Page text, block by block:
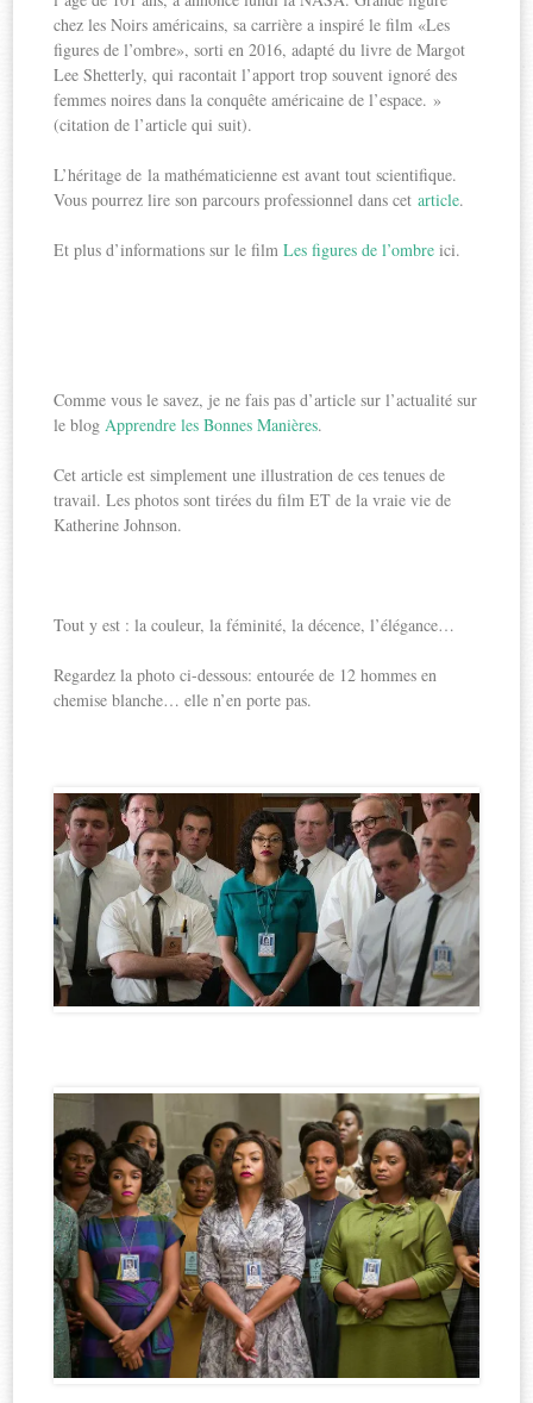
chez les Noirs américains, sa carrière a inspiré le film «Les
figures de l’ombre», sorti en 2016, adapté du livre de Margot
Lee Shetterly, qui racontait l’apport trop souvent ignoré des
femmes noires dans la conquête américaine de l’espace. »
(citation de l’article qui suit).
L’héritage de la mathématicienne est avant tout scientifique.
Vous pourrez lire son parcours professionnel dans cetarticle.
Et plus d’informations sur le filmLes figures de l’ombre ici.
Comme vous le savez, je ne fais pas d’article sur l’actualité sur
le blogApprendre les Bonnes Manières.
Cet article est simplement une illustration de ces tenues de
travail. Les photos sont tirées du film ET de la vraie vie de
Katherine Johnson.
Tout y est : la couleur, la féminité, la décence, l’élégance…
Regardez la photo ci-dessous: entourée de 12 hommes en
chemise blanche… elle n’en porte pas.